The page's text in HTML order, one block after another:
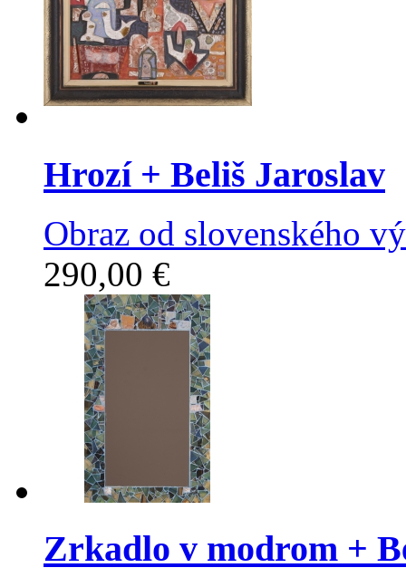
Hrozí+ Beliš Jaroslav
Obraz od slovenského
290,00 €
Zrkadlo v modrom +